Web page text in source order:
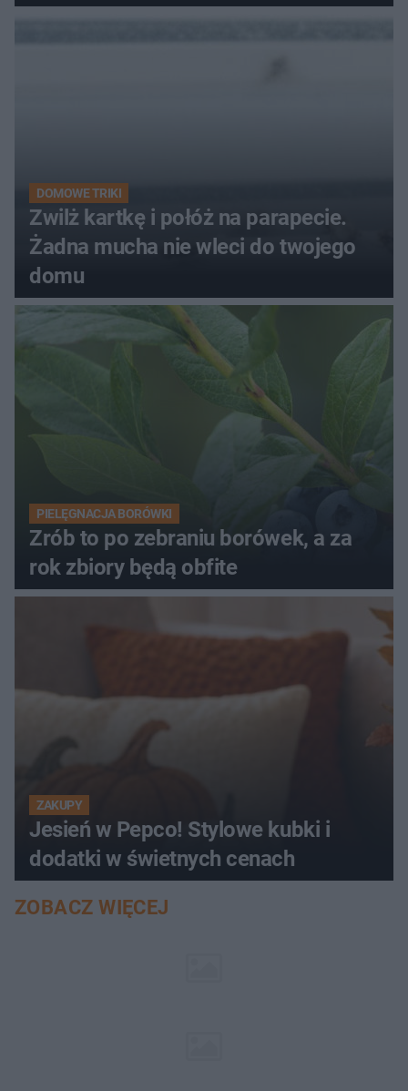
kobiety
DOMOWE TRIKI
Zwilż kartkę i połóż na parapecie.
Żadna mucha nie wleci do twojego
domu
PIELĘGNACJA BORÓWKI
Zrób to po zebraniu borówek, a za
rok zbiory będą obfite
ZAKUPY
Jesień w Pepco! Stylowe kubki i
dodatki w świetnych cenach
ZOBACZ WIĘCEJ